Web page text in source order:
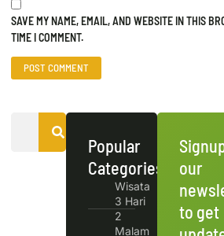
SAVE MY NAME, EMAIL, AND WEBSITE IN THIS
TIME I COMMENT.
Popular
Categories
Wisata
3 Hari
2
Malam
our
to get